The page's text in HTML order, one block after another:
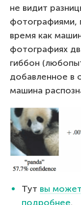
не видит
фотографиями,
время как
фотографиях
гиббон
добавленное в
машина
Тут вы
подробнее.